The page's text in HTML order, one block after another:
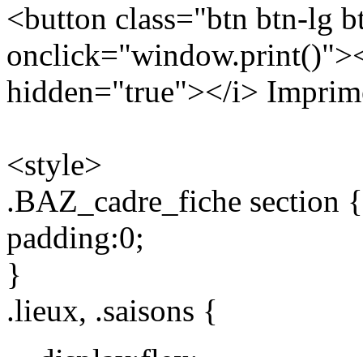
<button class="btn btn-lg
hidden="true"></i>
<style>
.BAZ_cadre_fiche section {
padding:0;
}
.lieux, .saisons {